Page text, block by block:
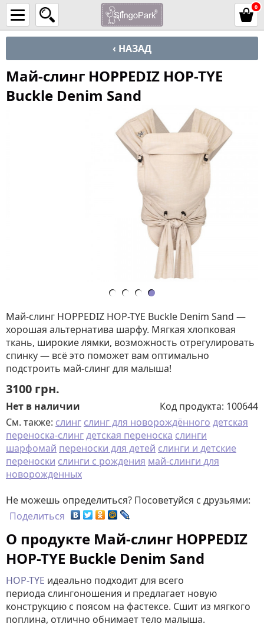
0
‹ НАЗАД
Май-слинг HOPPEDIZ HOP-TYE
Buckle Denim Sand
Май-слинг HOPPEDIZ HOP-TYE Buckle Denim Sand —
хорошая альтернатива шарфу. Мягкая хлопковая
ткань, широкие лямки, возможность отрегулировать
спинку — всё это поможет вам оптимально
подстроить май-слинг для малыша!
3100 грн.
Нет в наличии Код продукта: 100644
См. также: слинг слинг для новорождённого детская
переноска-слингдетская переноска слинги
шарфомай переноски для детей слинги и детские
переноски слинги с рождения май-слинги для
новорожденных
Не можешь определиться? Посоветуйся с друзьями:
Поделиться
О продукте Май-слинг HOPPEDIZ
HOP-TYE Buckle Denim Sand
HOP-TYE идеально подходит для всего
периода слингоношения и предлагает новую
конструкцию с поясом на фастексе. Cшит из мягкого
поплина, отлично обнимает тело малыша.